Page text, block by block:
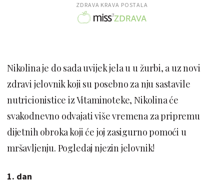
ZDRAVA KRAVA POSTALA
Nikolina je do sada uvijek jela u u žurbi, a uz novi
zdravi jelovnik koji su posebno za nju sastavile
nutricionistice iz Vitaminoteke, Nikolina će
svakodnevno odvajati više vremena za pripremu
dijetnih obroka koji će joj zasigurno pomoći u
mršavljenju. Pogledaj njezin jelovnik!
1. dan